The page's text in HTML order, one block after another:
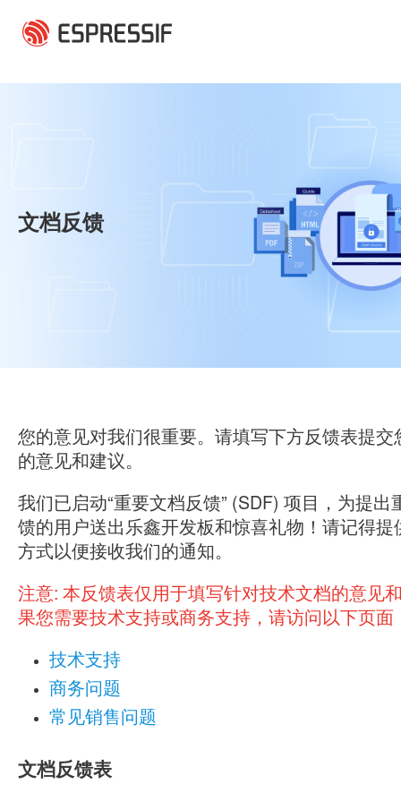
文档反馈
您的意见对我们很重要。请填写下方反馈表提交
的意见和建议。
我们已启动“重要文档反馈” (SDF) 项目，为提出
馈的用户送出乐鑫开发板和惊喜礼物！请记得提
方式以便接收我们的通知。
注意: 本反馈表仅用于填写针对技术文档的意见
果您需要技术支持或商务支持，请访问以下页面
技术支持
商务问题
常见销售问题
文档反馈表